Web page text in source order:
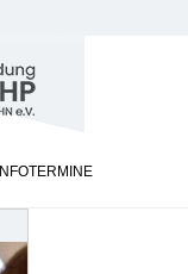
INFOTERMINE